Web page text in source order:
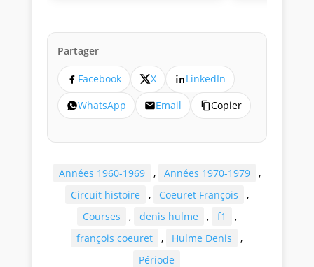
Partager
Facebook X
LinkedIn
WhatsApp
Email Copier
Années 1960-1969 , Années 1970-1979
,
Circuit histoire
, Coeuret François
,
Courses
, denis hulme , f1
,
françois coeuret
, Hulme Denis
,
Période